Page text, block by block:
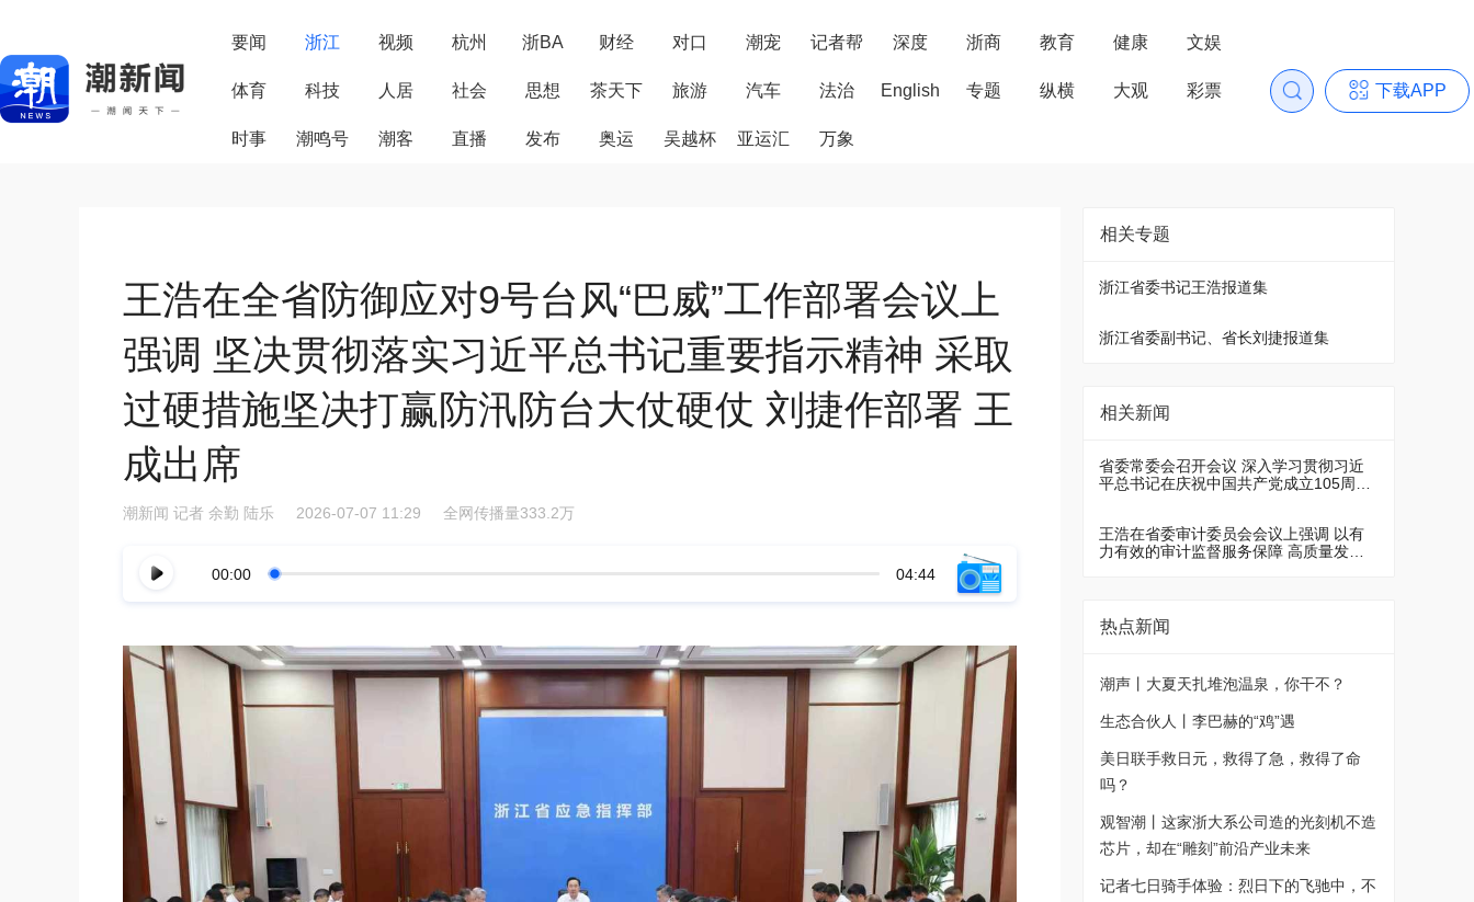
要闻 浙江 视频 杭州 浙BA 财经 对口 潮宠 记者帮 深度 浙商 教育 健康 文娱
体育 科技 人居 社会 思想 茶天下 旅游 汽车 法治 English 专题 纵横 大观 彩票
时事 潮鸣号 潮客 直播 发布 奥运 吴越杯 亚运汇 万象
下载APP
王浩在全省防御应对9号台风“巴威”工作部署会议上
强调 坚决贯彻落实习近平总书记重要指示精神 采取
过硬措施坚决打赢防汛防台大仗硬仗 刘捷作部署 王
成出席
潮新闻 记者 余勤 陆乐 2026-07-07 11:29 全网传播量333.2万
00:00 04:44
相关专题
浙江省委书记王浩报道集
浙江省委副书记、省长刘捷报道集
相关新闻
省委常委会召开会议 深入学习贯彻习近
平总书记在庆祝中国共产党成立105周年
王浩在省委审计委员会会议上强调 以有
力有效的审计监督服务保障 高质量发展
热点新闻
潮声丨大夏天扎堆泡温泉，你干不？
生态合伙人丨李巴赫的“鸡”遇
美日联手救日元，救得了急，救得了命
吗？
观智潮丨这家浙大系公司造的光刻机不造
芯片，却在“雕刻”前沿产业未来
记者七日骑手体验：烈日下的飞驰中，不